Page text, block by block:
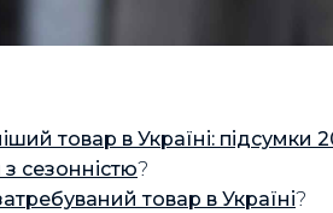
товар в Україні: підсумки
сезонністю?
товар в Україні?